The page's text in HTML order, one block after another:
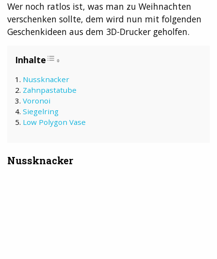
Wer noch ratlos ist, was man zu Weihnachten
verschenken sollte, dem wird nun mit folgenden
Geschenkideen aus dem 3D-Drucker geholfen.
Nussknacker
Zahnpastatube
Voronoi
Siegelring
Low Polygon Vase
Nussknacker